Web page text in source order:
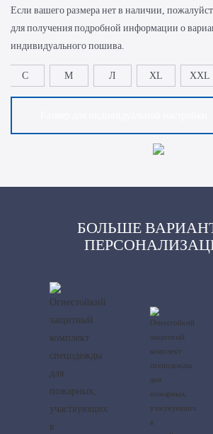
Если вашего размера нет в наличии,
для получения подробной информации о
индивидуального пошива.
С М Л XL XXL
БОЛЬШЕ